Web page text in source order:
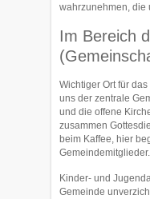
wahr­zunehmen, die
Im Bereich
Wichtiger Ort für
uns der zentrale
und die offene
zusammen
beim Kaffee, hier
Gemeindemitglieder.
Kinder- und
Gemeinde